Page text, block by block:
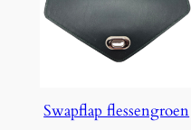
Swapflap flessengroen